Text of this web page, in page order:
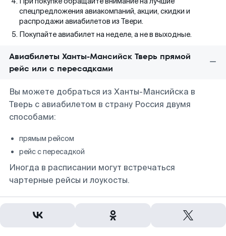
спецпредложения авиакомпаний, акции, скидки и
распродажи авиабилетов из Твери.
Покупайте авиабилет на неделе, а не в выходные.
Авиабилеты Ханты-Мансийск Тверь прямой
рейс или с пересадками
Вы можете добраться из Ханты-Мансийска в
Тверь с авиабилетом в страну Россия двумя
способами:
прямым рейсом
рейс с пересадкой
Иногда в расписании могут встречаться
чартерные рейсы и лоукосты.